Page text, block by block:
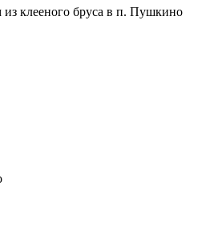
клееного бруса в п. Пушкино